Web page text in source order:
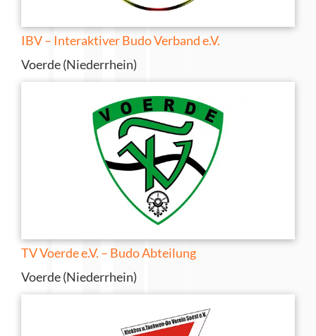
IBV – Interaktiver Budo Verband e.V.
Voerde (Niederrhein)
TV Voerde e.V. – Budo Abteilung
Voerde (Niederrhein)